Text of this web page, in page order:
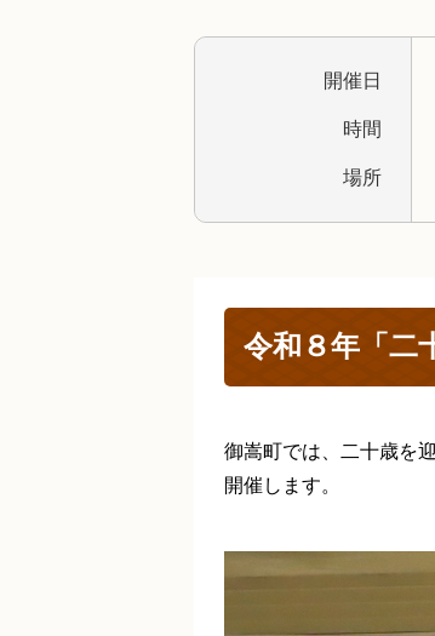
開催日
時間
場所
令和８年「二
御嵩町では、二十歳を
開催します。